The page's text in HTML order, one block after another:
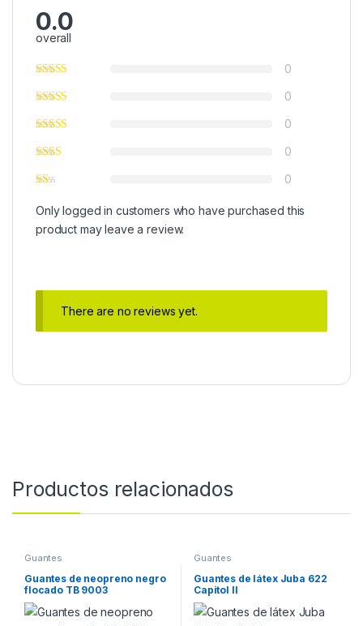
0.0
overall
0
0
0
0
0
Only logged in customers who have purchased this
product may leave a review.
There are no reviews yet.
Productos relacionados
Guantes
Guantes de neopreno negro
flocado TB 9003
Guantes
Guantes de látex Juba 622
Capitol II